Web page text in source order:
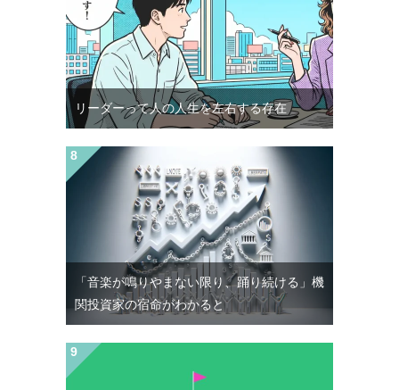
リーダーって人の人生を左右する存在
「音楽が鳴りやまない限り、踊り続ける」機
関投資家の宿命がわかると